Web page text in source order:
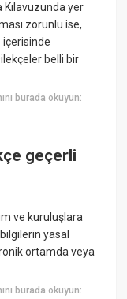
Kılavuzunda yer
zorunlu ise,
içerisinde
belli bir
burada okuyun:
geçerli
ve kuruluşlara
yasal
ortamda veya
burada okuyun: